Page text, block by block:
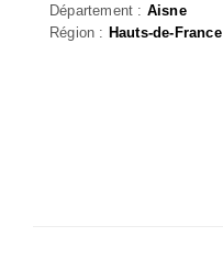
Département : Aisne
Région : Hauts-de-France